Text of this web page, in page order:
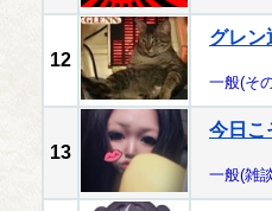
12
グレン
一般(そ
13
今日こ
一般(雑